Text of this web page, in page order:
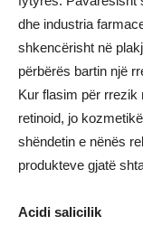
dhe industria
shkencërisht në
përbërës bartin një
Kur flasim për rrezik
retinoid, jo
shëndetin e nënës
produkteve gjatë
Acidi salicilik